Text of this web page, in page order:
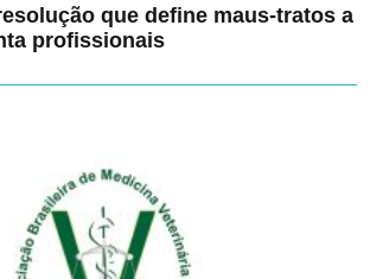
que define maus-tratos a
profissionais